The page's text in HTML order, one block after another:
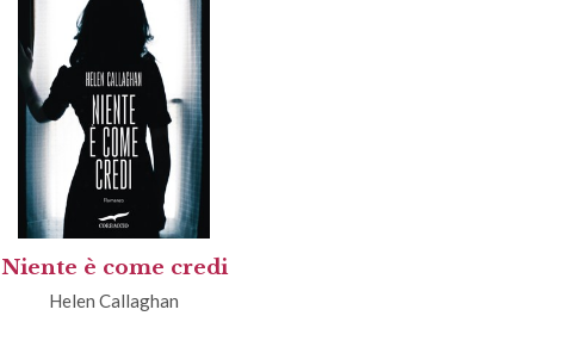
Niente è come credi
Helen Callaghan